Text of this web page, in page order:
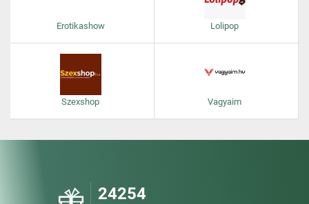
Erotikashow Lolipop
Szexshop Vagyaim
24254